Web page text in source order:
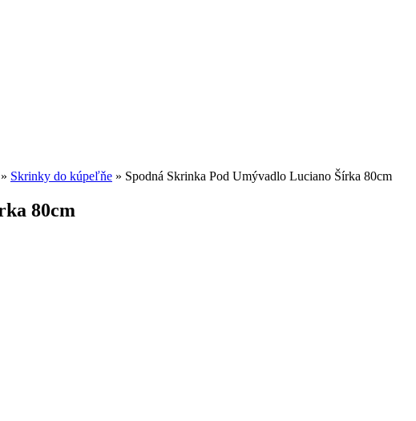
Skrinky do kúpeľňe » Spodná Skrinka Pod Umývadlo Luciano Šírka 80cm
80cm